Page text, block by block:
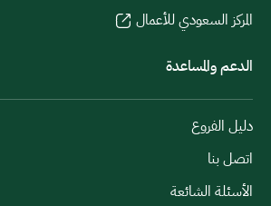
المركز السعودي للأعمال
الدعم والمساعدة
دليل الفروع
اتصل بنا
الأسئلة الشائعة